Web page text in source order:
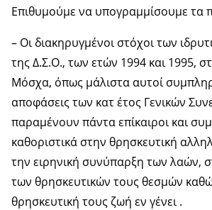
Επιθυμούμε να υπογραμμίσουμε τα
– Οι διακηρυγμένοι στόχοι των
της Δ.Σ.Ο., των ετών 1994 και 1995,
Μόσχα, όπως μάλιστα αυτοί
αποφάσεις των κατ έτος Γενικών
παραμένουν πάντα επίκαιροι και
καθοριστικά στην θρησκευτική
την ειρηνική συνύπαρξη των λαών,
των θρησκευτικών τους θεσμών
θρησκευτική τους ζωή εν γένει .